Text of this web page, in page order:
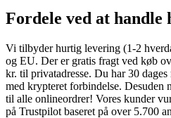
Fordele ved at handle
Vi tilbyder hurtig levering (1-2
og EU. Der er gratis fragt ved køb
kr. til privatadresse. Du har 30
med krypteret forbindelse. Desuden
til alle onlineordrer! Vores kunder
på Trustpilot baseret på over 5.700